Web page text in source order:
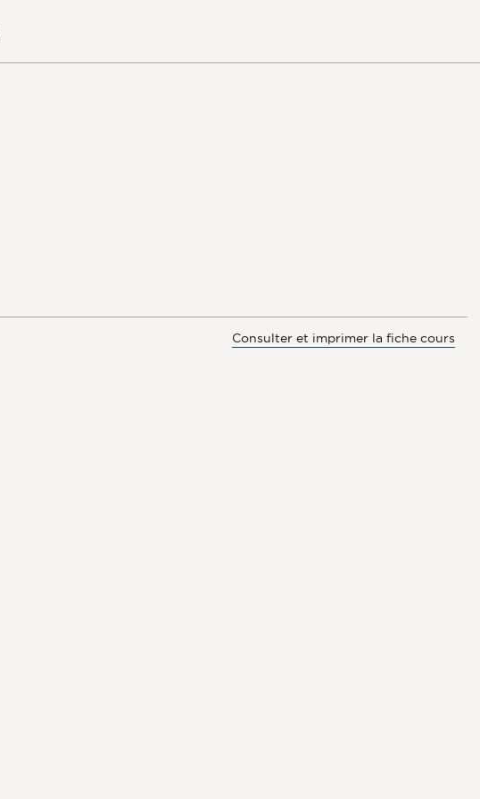
Consulter et imprimer la fiche cours